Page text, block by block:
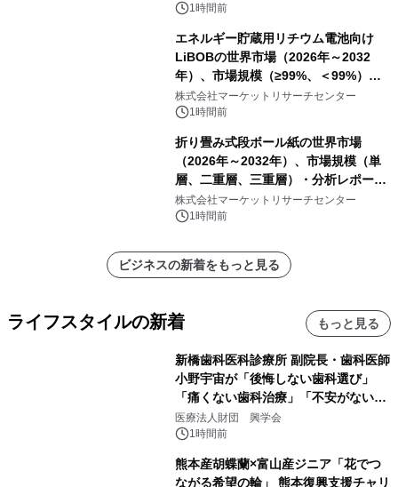
他）・分析レポートを発表
1時間前
エネルギー貯蔵用リチウム電池向け
LiBOBの世界市場（2026年～2032
年）、市場規模（≥99%、＜99%）・
分析レポートを発表
株式会社マーケットリサーチセンター
1時間前
折り畳み式段ボール紙の世界市場
（2026年～2032年）、市場規模（単
層、二重層、三重層）・分析レポート
を発表
株式会社マーケットリサーチセンター
1時間前
ビジネスの新着をもっと見る
ライフスタイルの新着 もっと見る
新橋歯科医科診療所 副院長・歯科医師
小野宇宙が「後悔しない歯科選び」
「痛くない歯科治療」「不安がない治
療計画」をテーマに専門監修
医療法人財団 興学会
1時間前
熊本産胡蝶蘭×富山産ジニア「花でつ
ながる希望の輪」 熊本復興支援チャリ